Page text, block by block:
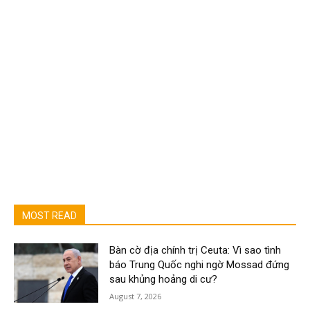
MOST READ
Bàn cờ địa chính trị Ceuta: Vì sao tình
báo Trung Quốc nghi ngờ Mossad đứng
sau khủng hoảng di cư?
August 7, 2026